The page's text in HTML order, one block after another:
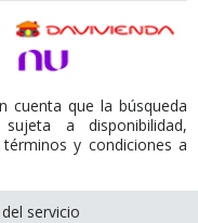
cuenta que la búsqueda
a disponibilidad,
y condiciones a
servicio